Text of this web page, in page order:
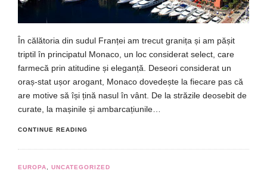
În călătoria din sudul Franței am trecut granița și am pășit
triptil în principatul Monaco, un loc considerat select, care
farmecă prin atitudine și eleganță. Deseori considerat un
oraș-stat ușor arogant, Monaco dovedește la fiecare pas că
are motive să își țină nasul în vânt. De la străzile deosebit de
curate, la mașinile și ambarcațiunile…
CONTINUE READING
EUROPA UNCATEGORIZED